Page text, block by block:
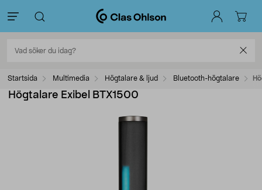
Startsida Multimedia Högtalare & ljud Bluetooth-högtalare
Högtalare Exibel BTX1500